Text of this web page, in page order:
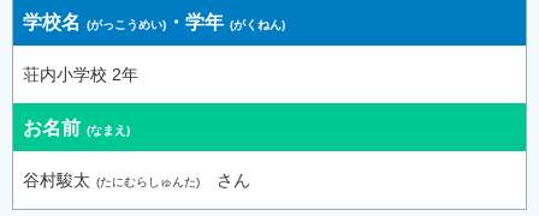
学校名 ・学年
荘内小学校 2年
お名前
谷村駿太 さん